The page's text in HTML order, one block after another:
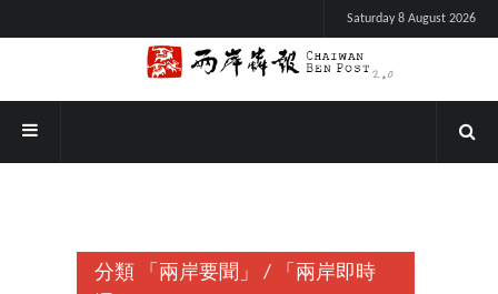
Saturday 8 August 2026
分類 「兩岸要聞」 /
「兩岸即時